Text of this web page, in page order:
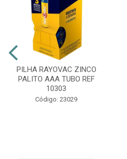
PILHA RAYOVAC ZINCO
PALITO AAA TUBO REF
10303
Código: 23029